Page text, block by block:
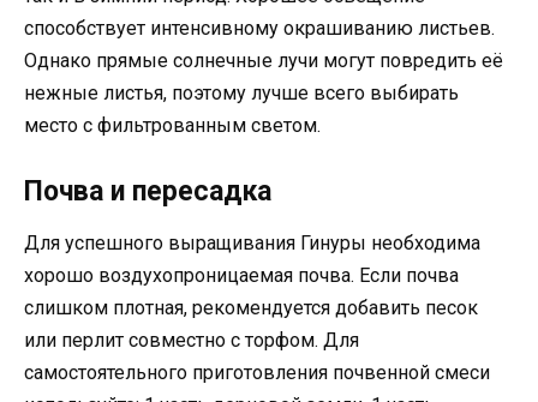
способствует интенсивному окрашиванию листьев.
Однако прямые солнечные лучи могут повредить её
нежные листья, поэтому лучше всего выбирать
место с фильтрованным светом.
Почва и пересадка
Для успешного выращивания Гинуры необходима
хорошо воздухопроницаемая почва. Если почва
слишком плотная, рекомендуется добавить песок
или перлит совместно с торфом. Для
самостоятельного приготовления почвенной смеси